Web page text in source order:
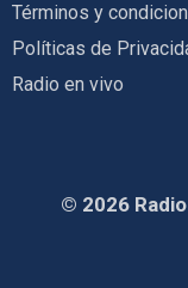
Términos y
Políticas de
Radio en vivo
© 2026